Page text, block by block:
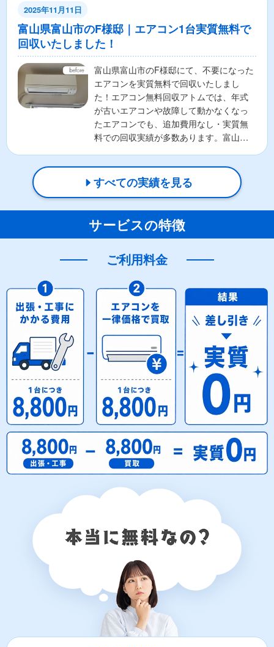
2025年11月11日
富山県富山市のF様邸｜エアコン1台実質無料で
回収いたしました！
富山県富山市のF様邸にて、不要になった
エアコンを実質無料で回収いたしまし
た！エアコン無料回収アトムでは、年式
が古いエアコンや故障して動かなくなっ
たエアコンでも、追加費用なし・実質無
料での回収実績が多数あります。富山県
すべての実績を見る
サービスの特徴
ご利用料金